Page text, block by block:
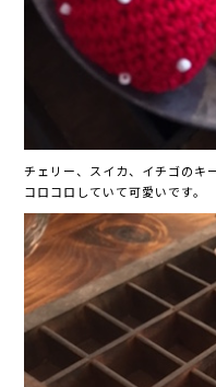
チェリー、スイカ、イチゴのキ
コロコロしていて可愛いです。